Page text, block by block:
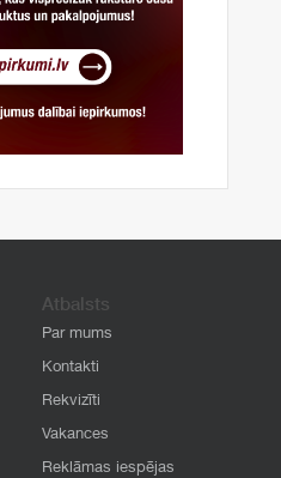
Atbalsts
Par mums
Kontakti
Rekvizīti
Vakances
Reklāmas iespējas